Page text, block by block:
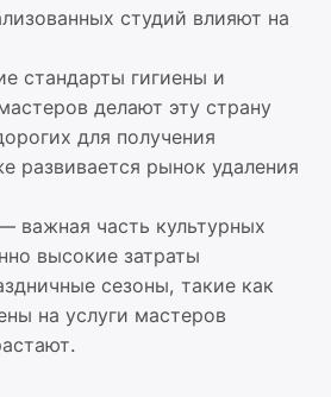
студий влияют на
стандарты гигиены и
делают эту страну
для получения
развивается рынок удаления
важная часть культурных
высокие затраты
сезоны, такие как
на услуги мастеров